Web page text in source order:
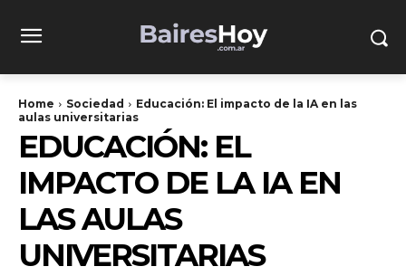
Home Sociedad
Educación: El impacto de la IA en las
aulas universitarias
EDUCACIÓN: EL
IMPACTO DE LA IA EN
LAS AULAS
UNIVERSITARIAS